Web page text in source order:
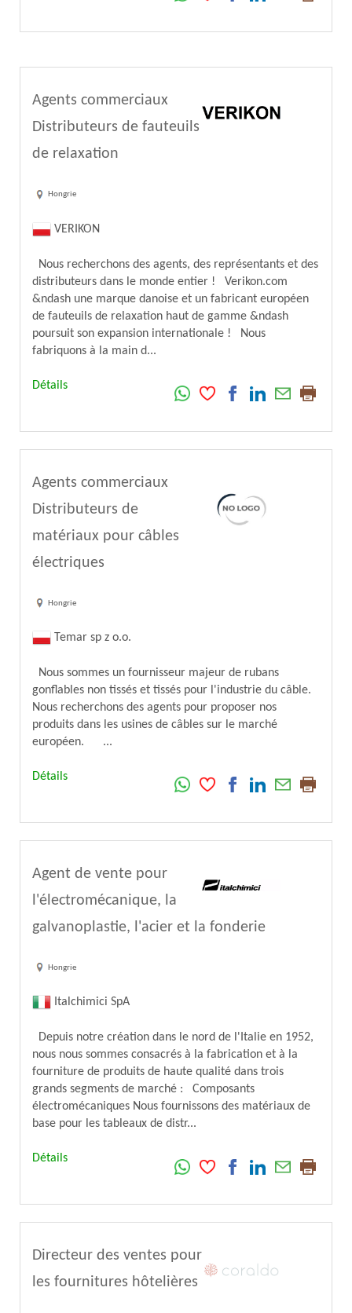
Agents commerciaux
Distributeurs de fauteuils
de relaxation
Hongrie
VERIKON
Nous recherchons des agents, des représentants et des
distributeurs dans le monde entier ! Verikon.com
&ndash une marque danoise et un fabricant européen
de fauteuils de relaxation haut de gamme &ndash
poursuit son expansion internationale ! Nous
fabriquons à la main d...
Détails
Agents commerciaux
Distributeurs de
matériaux pour câbles
électriques
Hongrie
Temar sp z o.o.
Nous sommes un fournisseur majeur de rubans
gonflables non tissés et tissés pour l'industrie du câble.
Nous recherchons des agents pour proposer nos
produits dans les usines de câbles sur le marché
européen. ...
Détails
Agent de vente pour
l'électromécanique, la
galvanoplastie, l'acier et la fonderie
Hongrie
Italchimici SpA
Depuis notre création dans le nord de l'Italie en 1952,
nous nous sommes consacrés à la fabrication et à la
fourniture de produits de haute qualité dans trois
grands segments de marché : Composants
électromécaniques Nous fournissons des matériaux de
base pour les tableaux de distr...
Détails
Directeur des ventes pour
les fournitures hôtelières